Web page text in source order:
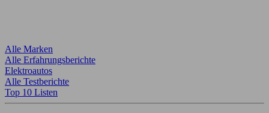
Alle Marken
Alle Erfahrungsberichte
Elektroautos
Alle Testberichte
Top 10 Listen